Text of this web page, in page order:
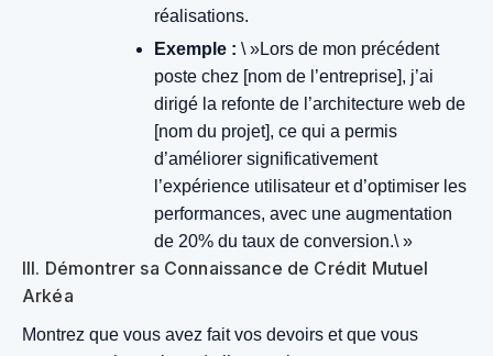
réalisations.
Exemple : \ »Lors de mon précédent
poste chez [nom de l’entreprise], j’ai
dirigé la refonte de l’architecture web de
[nom du projet], ce qui a permis
d’améliorer significativement
l’expérience utilisateur et d’optimiser les
performances, avec une augmentation
de 20% du taux de conversion.\ »
III. Démontrer sa Connaissance de Crédit Mutuel
Arkéa
Montrez que vous avez fait vos devoirs et que vous